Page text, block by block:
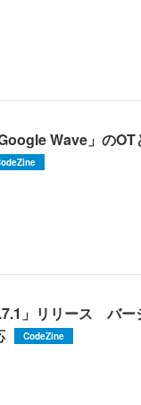
Wave」の
」リリース バ
CodeZine